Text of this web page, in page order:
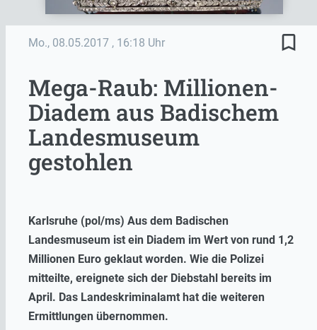
Mo., 08.05.2017 , 16:18 Uhr bookmark_border
Mega-Raub: Millionen-
Diadem aus Badischem
Landesmuseum
gestohlen
Karlsruhe (pol/ms) Aus dem Badischen
Landesmuseum ist ein Diadem im Wert von rund 1,2
Millionen Euro geklaut worden. Wie die Polizei
mitteilte, ereignete sich der Diebstahl bereits im
April. Das Landeskriminalamt hat die weiteren
Ermittlungen übernommen.